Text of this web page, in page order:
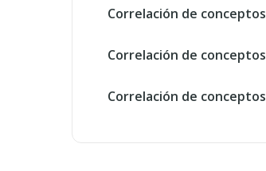
Correlación de conceptos
Correlación de conceptos
Correlación de conceptos